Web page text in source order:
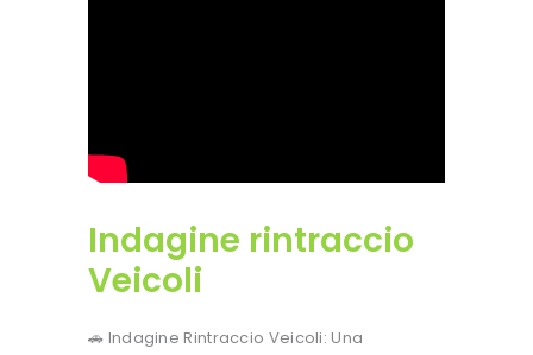
Indagine rintraccio
Veicoli
🚗 Indagine Rintraccio Veicoli: Una